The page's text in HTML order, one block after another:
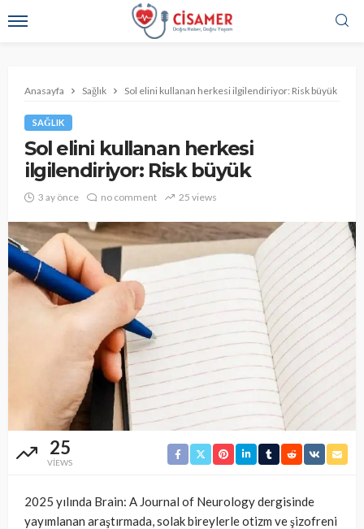
Anasayfa Sağlık Sol elini kullanan herkesi ilgilendiriyor: Risk büyük
SAĞLIK
Sol elini kullanan herkesi
ilgilendiriyor: Risk büyük
3 ay önce no comment 25 views
25
VIEWS
2025 yılında Brain: A Journal of Neurology dergisinde
yayımlanan araştırmada, solak bireylerle otizm ve şizofreni